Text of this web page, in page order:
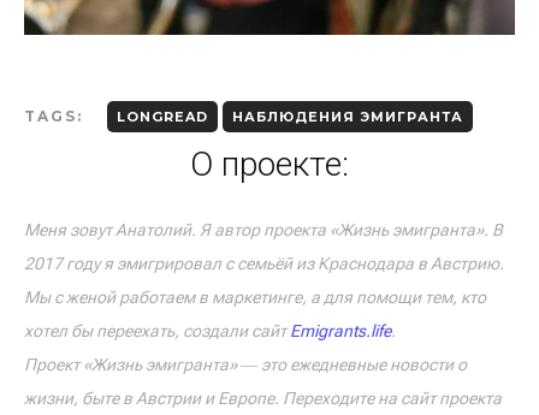
TAGS: LONGREAD НАБЛЮДЕНИЯ ЭМИГРАНТА
О проекте:
Меня зовут Анатолий. Я автор проекта «Жизнь эмигранта». В
2017 году я эмигрировал с семьёй из Краснодара в Австрию.
Мы с женой работаем в маркетинге, а для помощи тем, кто
хотел бы переехать, создали сайтEmigrants.life.
Проект «Жизнь эмигранта» ― это ежедневные новости о
жизни, быте в Австрии и Европе. Переходите на сайт проекта